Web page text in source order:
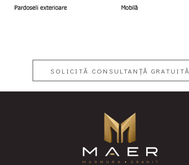
SOLICITĂ CONSULTANȚĂ GRATUITĂ